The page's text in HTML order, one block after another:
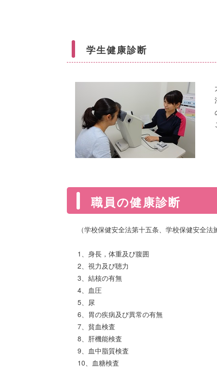
学生健康診断
職員の健康診断
（学校保健安全法第十五条、学校保健安全
1、身長，体重及び腹囲
2、視力及び聴力
3、結核の有無
4、血圧
5、尿
6、胃の疾病及び異常の有無
7、貧血検査
8、肝機能検査
9、血中脂質検査
10、血糖検査